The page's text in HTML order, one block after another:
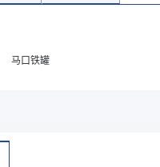
马口铁罐